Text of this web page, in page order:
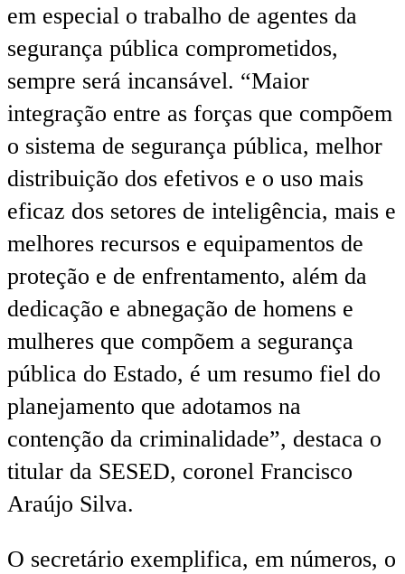
em especial o trabalho de agentes da
segurança pública comprometidos,
sempre será incansável. “Maior
integração entre as forças que compõem
o sistema de segurança pública, melhor
distribuição dos efetivos e o uso mais
eficaz dos setores de inteligência, mais e
melhores recursos e equipamentos de
proteção e de enfrentamento, além da
dedicação e abnegação de homens e
mulheres que compõem a segurança
pública do Estado, é um resumo fiel do
planejamento que adotamos na
contenção da criminalidade”, destaca o
titular da SESED, coronel Francisco
Araújo Silva.
O secretário exemplifica, em números, o